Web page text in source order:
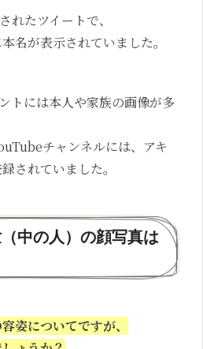
れたツイートで、
名が表示されていました。
トには本人や家族の画像が多
チャンネルには、アキ
されていました。
中の人）の顔写真は
姿についてですが、